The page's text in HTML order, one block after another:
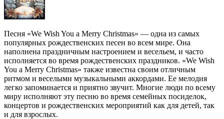
Песня «We Wish You a Merry Christmas» — одна из самых
популярных рождественских песен во всем мире. Она
наполнена праздничным настроением и весельем, и часто
исполняется во время рождественских праздников. «We Wish
You a Merry Christmas» также известна своим отличным
ритмом и веселыми музыкальными аккордами. Ее мелодия
легко запоминается и приятно звучит. Многие люди по всему
миру исполняют эту песню во время семейных посиделок,
концертов и рождественских мероприятий как для детей, так
и для взрослых.